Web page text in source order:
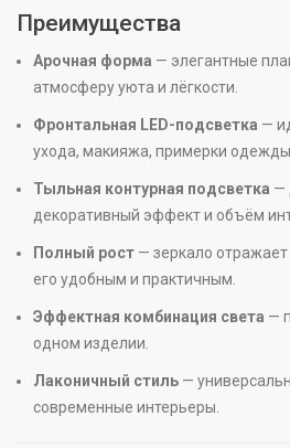
Преимущества
Арочная форма — элегантные
атмосферу уюта и лёгкости.
Фронтальная LED-подсветка —
ухода, макияжа, примерки одежды.
Тыльная контурная подсветка —
декоративный эффект и объём
Полный рост — зеркало
его удобным и практичным.
Эффектная комбинация света —
одном изделии.
Лаконичный стиль —
современные интерьеры.